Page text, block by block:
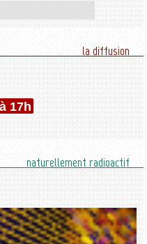
la diffusion
17h
naturellement radioactif